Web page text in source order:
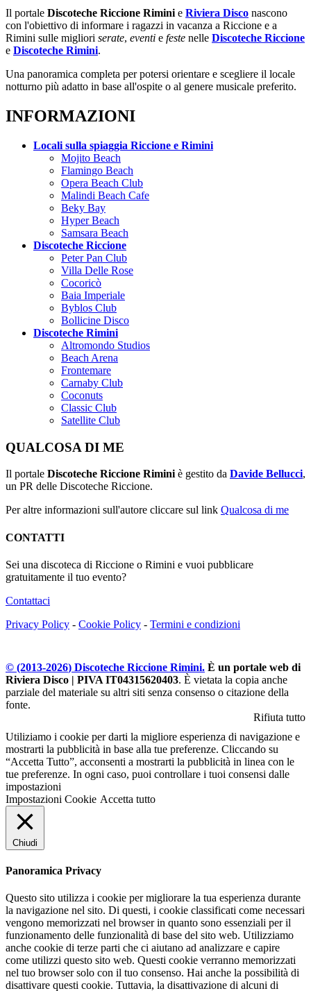
Il portale Discoteche Riccione Rimini e Riviera Disco nascono
con l'obiettivo di informare i ragazzi in vacanza a Riccione e a
Rimini sulle migliori serate, eventi e feste nelle Discoteche Riccione
e Discoteche Rimini.
Una panoramica completa per potersi orientare e scegliere il locale
notturno più adatto in base all'ospite o al genere musicale preferito.
INFORMAZIONI
Locali sulla spiaggia Riccione e Rimini
Mojito Beach
Flamingo Beach
Opera Beach Club
Malindi Beach Cafe
Beky Bay
Hyper Beach
Samsara Beach
Discoteche Riccione
Peter Pan Club
Villa Delle Rose
Cocoricò
Baia Imperiale
Byblos Club
Bollicine Disco
Discoteche Rimini
Altromondo Studios
Beach Arena
Frontemare
Carnaby Club
Coconuts
Classic Club
Satellite Club
QUALCOSA DI ME
Il portale Discoteche Riccione Rimini è gestito da Davide Bellucci,
un PR delle Discoteche Riccione.
Per altre informazioni sull'autore cliccare sul link Qualcosa di me
CONTATTI
Sei una discoteca di Riccione o Rimini e vuoi pubblicare
gratuitamente il tuo evento?
Contattaci
Privacy Policy - Cookie Policy - Termini e condizioni
© (2013-2026) Discoteche Riccione Rimini. È un portale web di
Riviera Disco | PIVA IT04315620403. È vietata la copia anche
parziale del materiale su altri siti senza consenso o citazione della
fonte.
Rifiuta tutto
Utiliziamo i cookie per darti la migliore esperienza di navigazione e
mostrarti la pubblicità in base alla tue preferenze. Cliccando su
“Accetta Tutto”, acconsenti a mostrarti la pubblicità in linea con le
tue preferenze. In ogni caso, puoi controllare i tuoi consensi dalle
impostazioni
Impostazioni Cookie Accetta tutto
Chiudi
Panoramica Privacy
Questo sito utilizza i cookie per migliorare la tua esperienza durante
la navigazione nel sito. Di questi, i cookie classificati come necessari
vengono memorizzati nel browser in quanto sono essenziali per il
funzionamento delle funzionalità di base del sito web. Utilizziamo
anche cookie di terze parti che ci aiutano ad analizzare e capire
come utilizzi questo sito web. Questi cookie verranno memorizzati
nel tuo browser solo con il tuo consenso. Hai anche la possibilità di
disattivare questi cookie. Tuttavia, la disattivazione di alcuni di